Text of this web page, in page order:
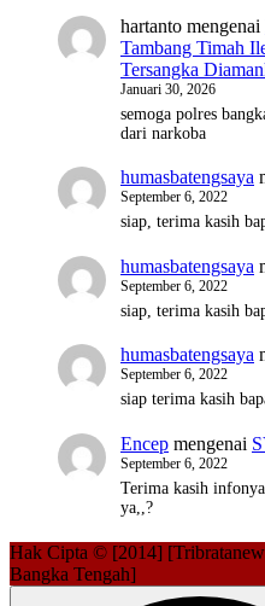
hartanto mengenai
Tambang Timah
Tersangka
Januari 30, 2026
semoga polres
dari narkoba
humasbatengsaya
September 6, 2022
siap, terima kasih
humasbatengsaya
September 6, 2022
siap, terima kasih
humasbatengsaya
September 6, 2022
siap terima kasih
Encep mengenai
September 6, 2022
Terima kasih
ya,,?
Hak Cipta © [2014]
Bangka Tengah]